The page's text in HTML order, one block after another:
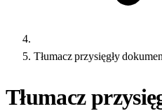
Tłumacz przysięgły
Tłumacz